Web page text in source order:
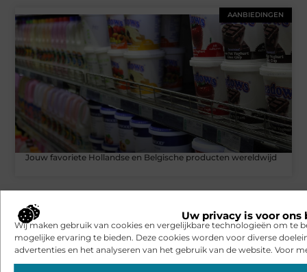
Uw privacy is voor
Wij maken gebruik van cookies en vergelijkbare technologieën om te
mogelijke ervaring te bieden. Deze cookies worden voor diverse
advertenties en het analyseren van het gebruik van de website. Voor
AANBIEDINGEN
Jouw favoriete Hollandse en Belgische producten wereldwijd